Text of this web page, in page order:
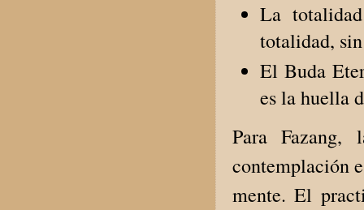
La
totalidad,
El Buda
es la huella
Para
contemplación
mente. El